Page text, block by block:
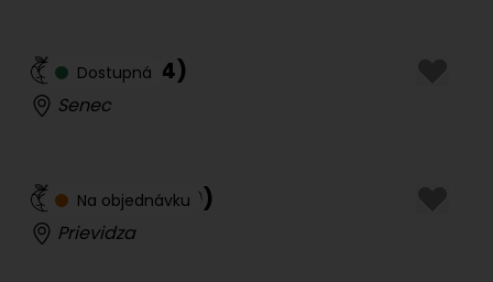
Dostupná
Cindy(44)
Senec
Na objednávku
Lylianna(30)
Prievidza